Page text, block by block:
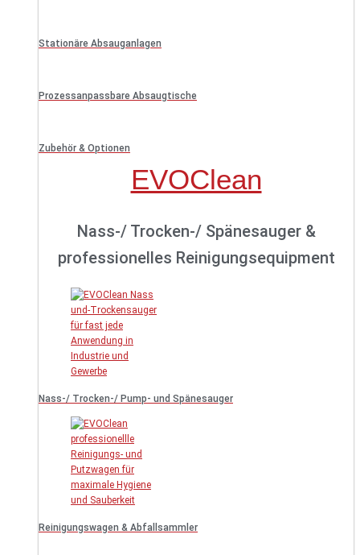
Stationäre Absauganlagen
Prozessanpassbare Absaugtische
Zubehör & Optionen
EVOClean
Nass-/ Trocken-/ Spänesauger &
professionelles Reinigungsequipment
Nass-/ Trocken-/ Pump- und Spänesauger
Reinigungswagen & Abfallsammler